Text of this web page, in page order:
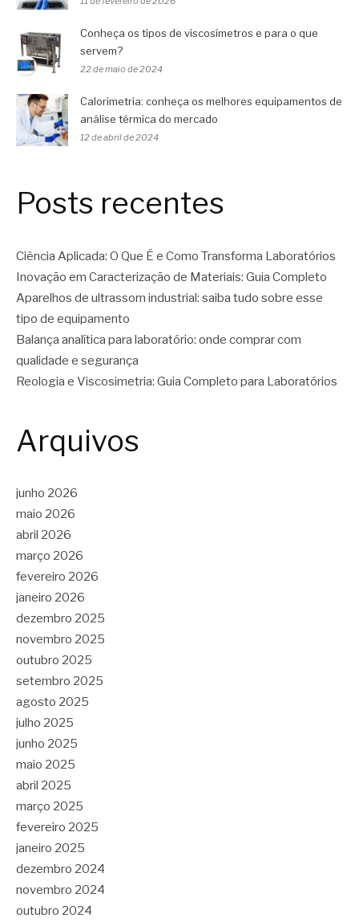
Conheça os tipos de viscosímetros e para o que
servem?
22 de maio de 2024
Calorimetria: conheça os melhores equipamentos de
análise térmica do mercado
12 de abril de 2024
Posts recentes
Ciência Aplicada: O Que É e Como Transforma Laboratórios
Inovação em Caracterização de Materiais: Guia Completo
Aparelhos de ultrassom industrial: saiba tudo sobre esse
tipo de equipamento
Balança analítica para laboratório: onde comprar com
qualidade e segurança
Reologia e Viscosimetria: Guia Completo para Laboratórios
Arquivos
junho 2026
maio 2026
abril 2026
março 2026
fevereiro 2026
janeiro 2026
dezembro 2025
novembro 2025
outubro 2025
setembro 2025
agosto 2025
julho 2025
junho 2025
maio 2025
abril 2025
março 2025
fevereiro 2025
janeiro 2025
dezembro 2024
novembro 2024
outubro 2024